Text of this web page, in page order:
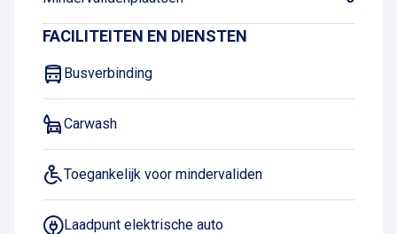
FACILITEITEN EN DIENSTEN
Busverbinding
Carwash
Toegankelijk voor mindervaliden
Laadpunt elektrische auto